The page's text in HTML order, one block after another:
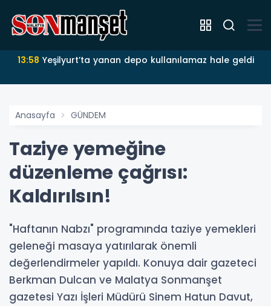
13:58 Yeşilyurt’ta yanan depo kullanılamaz hale geldi
Anasayfa GÜNDEM
Taziye yemeğine
düzenleme çağrısı:
Kaldırılsın!
"Haftanın Nabzı" programında taziye yemekleri
geleneği masaya yatırılarak önemli
değerlendirmeler yapıldı. Konuya dair gazeteci
Berkman Dulcan ve Malatya Sonmanşet
gazetesi Yazı İşleri Müdürü Sinem Hatun Davut,